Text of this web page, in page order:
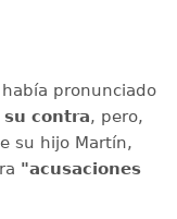
pronunciado
contra, pero,
su hijo Martín,
"acusaciones